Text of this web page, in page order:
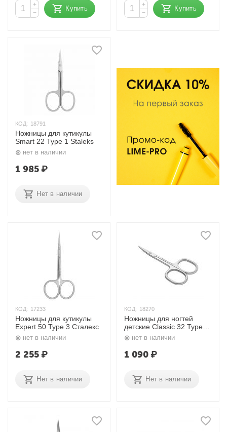
+
−
Купить
+
−
Купить
КОД: 18791
Ножницы для кутикулы
Smart 22 Type 1 Staleks
нет в наличии
1 985₽
Нет в наличии
КОД: 17233
Ножницы для кутикулы
Expert 50 Type 3 Сталекс
нет в наличии
2 255₽
Нет в наличии
КОД: 18270
Ножницы для ногтей
детские Classic 32 Type 1
SC-32/1 Сталекс
нет в наличии
1 090₽
Нет в наличии